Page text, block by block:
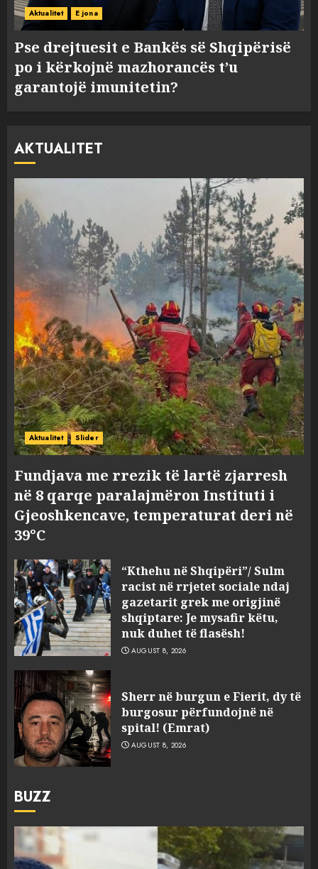
Aktualitet E jona
Pse drejtuesit e Bankës së Shqipërisë
po i kërkojnë mazhorancës t’u
garantojë imunitetin?
AKTUALITET
Aktualitet Slider
Fundjava me rrezik të lartë zjarresh
në 8 qarqe paralajmëron Instituti i
Gjeoshkencave, temperaturat deri në
39°C
“Kthehu në Shqipëri”/ Sulm
racist në rrjetet sociale ndaj
gazetarit grek me origjinë
shqiptare: Je mysafir këtu,
nuk duhet të flasësh!
AUGUST 8, 2026
Sherr në burgun e Fierit, dy të
burgosur përfundojnë në
spital! (Emrat)
AUGUST 8, 2026
BUZZ